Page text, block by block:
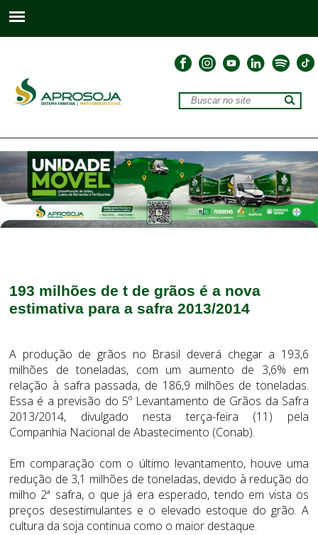
193 milhões de t de grãos é a nova
estimativa para a safra 2013/2014
A produção de grãos no Brasil deverá chegar a 193,6
milhões de toneladas, com um aumento de 3,6% em
relação à safra passada, de 186,9 milhões de toneladas.
Essa é a previsão do 5º Levantamento de Grãos da Safra
2013/2014, divulgado nesta terça-feira (11) pela
Companhia Nacional de Abastecimento (Conab).
Em comparação com o último levantamento, houve uma
redução de 3,1 milhões de toneladas, devido à redução do
milho 2ª safra, o que já era esperado, tendo em vista os
preços desestimulantes e o elevado estoque do grão. A
cultura da soja continua como o maior destaque.